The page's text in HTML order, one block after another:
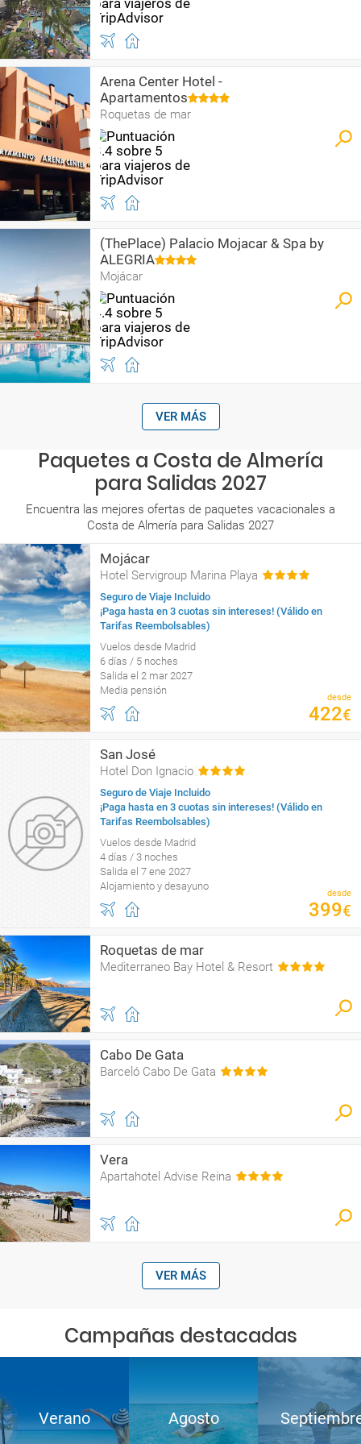
Arena Center Hotel -
Apartamentos
Roquetas de mar
(ThePlace) Palacio Mojacar & Spa by
ALEGRIA
Mojácar
VER MÁS
Paquetes a Costa de Almería
para Salidas 2027
Encuentra las mejores ofertas de paquetes vacacionales a
Costa de Almería para Salidas 2027
Mojácar
Hotel Servigroup Marina Playa
Seguro de Viaje Incluido
¡Paga hasta en 3 cuotas sin intereses! (Válido en
Tarifas Reembolsables)
Vuelos desde Madrid
6 días / 5 noches
Salida el 2 mar 2027
Media pensión
desde
422€
San José
Hotel Don Ignacio
Seguro de Viaje Incluido
¡Paga hasta en 3 cuotas sin intereses! (Válido en
Tarifas Reembolsables)
Vuelos desde Madrid
4 días / 3 noches
Salida el 7 ene 2027
Alojamiento y desayuno
desde
399€
Roquetas de mar
Mediterraneo Bay Hotel & Resort
Cabo De Gata
Barceló Cabo De Gata
Vera
Apartahotel Advise Reina
VER MÁS
Campañas destacadas
Verano Agosto